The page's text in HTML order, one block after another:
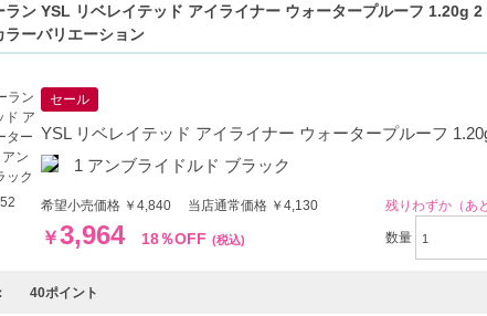
】
ラン YSL リベレイテッド アイライナー ウォータープルーフ 1.20g
ラーバリエーション
セール
YSL リベレイテッド アイライナー ウォータープルーフ
1 アンブライドルド ブラック
希望小売価格 ￥4,840 当店通常価格 ￥4,130
￥3,964 18％OFF (税込)
残りわずか（あ
数量
40ポイント